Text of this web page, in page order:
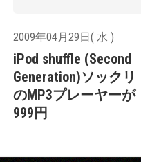
2009年04月29日( 水 )
iPod shuffle (Second
Generation)ソックリ
のMP3プレーヤーが
999円